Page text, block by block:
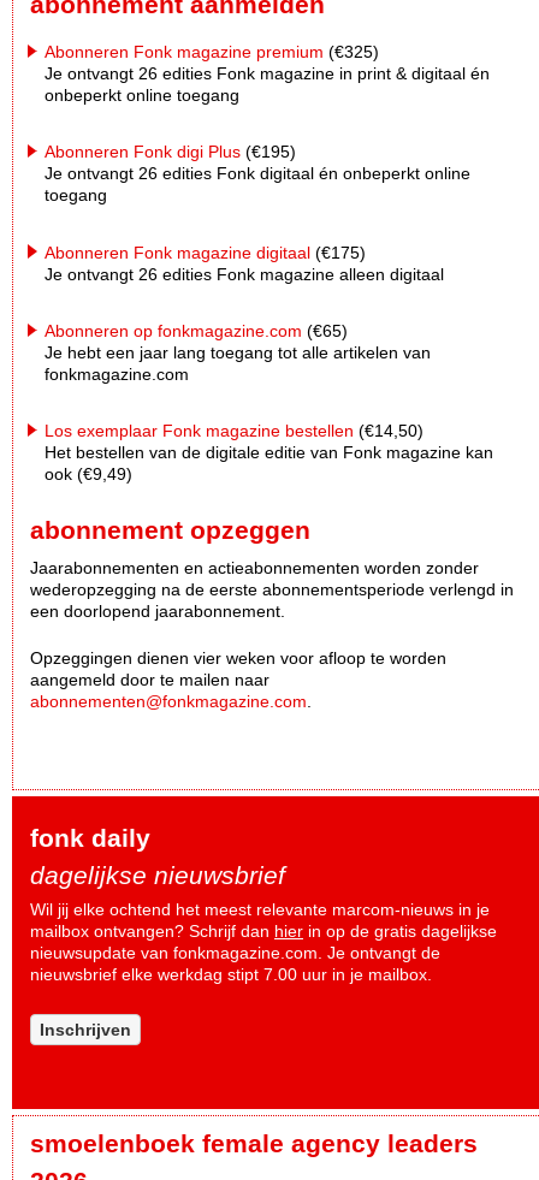
Abonneren Fonk magazine premium (€325)
Je ontvangt 26 edities Fonk magazine in print & digitaal én
onbeperkt online toegang
Abonneren Fonk digi Plus (€195)
Je ontvangt 26 edities Fonk digitaal én onbeperkt online
toegang
Abonneren Fonk magazine digitaal (€175)
Je ontvangt 26 edities Fonk magazine alleen digitaal
Abonneren op fonkmagazine.com (€65)
Je hebt een jaar lang toegang tot alle artikelen van
fonkmagazine.com
Los exemplaar Fonk magazine bestellen (€14,50)
Het bestellen van de digitale editie van Fonk magazine kan
ook (€9,49)
abonnement opzeggen
Jaarabonnementen en actieabonnementen worden zonder
wederopzegging na de eerste abonnementsperiode verlengd in
een doorlopend jaarabonnement.
Opzeggingen dienen vier weken voor afloop te worden
aangemeld door te mailen naar
abonnementen@fonkmagazine.com
fonk daily
dagelijkse nieuwsbrief
Wil jij elke ochtend het meest relevante marcom-nieuws in je
mailbox ontvangen? Schrijf dan hier in op de gratis dagelijkse
nieuwsupdate van fonkmagazine.com. Je ontvangt de
nieuwsbrief elke werkdag stipt 7.00 uur in je mailbox.
Inschrijven
smoelenboek female agency leaders